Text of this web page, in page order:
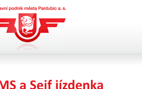
podnik města
a.s.
jízdenka